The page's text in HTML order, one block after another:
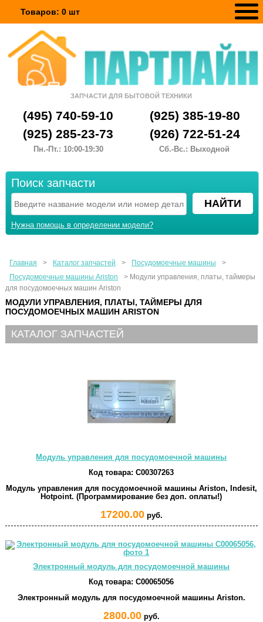
Товаров: 0 шт
ЗАПЧАСТИ ДЛЯ БЫТОВОЙ ТЕХНИКИ
(495) 740-59-10
(925) 385-19-80
(925) 285-23-73
(926) 722-51-24
Пн.-Пт.: 10:00-19:30 Сб.-Вс.: Выходной
Поиск запчасти
Нужна помощь в определении модели?
Главная > Каталог запчастей > Посудомоечные машины
>
Посудомоечные машины Ariston
> Модули управления, платы, таймеры
для посудомоечных машин Ariston
МОДУЛИ УПРАВЛЕНИЯ, ПЛАТЫ, ТАЙМЕРЫ ДЛЯ
ПОСУДОМОЕЧНЫХ МАШИН ARISTON
КАТАЛОГ ЗАПЧАСТЕЙ
Модуль управления для посудомоечной машины
Код товара: C00307263
Модуль управления для посудомоечной машины Ariston, Indesit,
Hotpoint. (Программирование без доп. оплаты!)
17200.00руб.
Электронный модуль для посудомоечной машины
Код товара: C00065056
Электронный модуль для посудомоечной машины Ariston.
2800.00руб.